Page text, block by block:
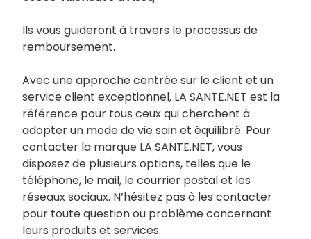
Ils vous guideront à travers le processus de
remboursement.
Avec une approche centrée sur le client et un
service client exceptionnel, LA SANTE.NET est la
référence pour tous ceux qui cherchent à
adopter un mode de vie sain et équilibré. Pour
contacter la marque LA SANTE.NET, vous
disposez de plusieurs options, telles que le
téléphone, le mail, le courrier postal et les
réseaux sociaux. N’hésitez pas à les contacter
pour toute question ou problème concernant
leurs produits et services.